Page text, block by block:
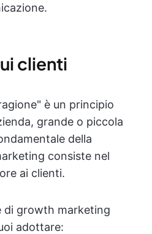
clienti
è un principio
grande o piccola
della
consiste nel
ai clienti.
di growth marketing
adottare: